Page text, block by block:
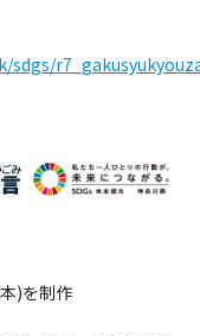
sdgs/
)を制作